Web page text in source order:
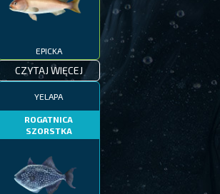
EPICKA
CZYTAJ WIĘCEJ
YELAPA
ROGATNICA
SZORSTKA